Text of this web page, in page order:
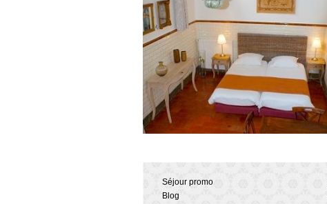
Séjour promo
Blog